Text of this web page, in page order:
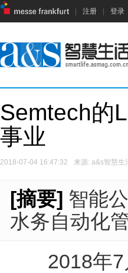
注册 登录
Semtech的
事业
2018-07-04 16:47:32 来源: a&s智慧生
[摘要] 智能
水务自动化
2018年7月